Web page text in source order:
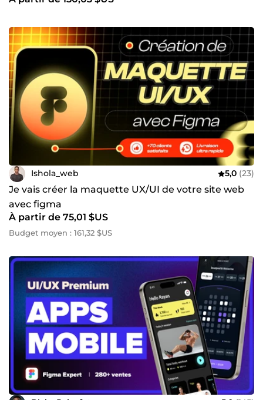
Ishola_web 5,0 (23)
Je vais créer la maquette UX/UI de votre site web
avec figma
À partir de 75,01 $US
Budget moyen : 161,32 $US